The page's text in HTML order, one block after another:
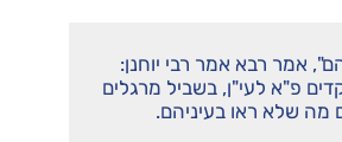
אמר רבא אמר רבי יוחנן:
פ"א לעי"ן, בשביל מרגלים
מה שלא ראו בעיניהם.